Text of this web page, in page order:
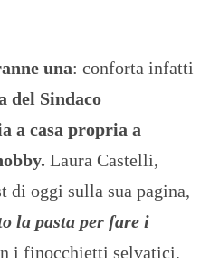
una: conforta infatti
del Sindaco
a casa propria a
Laura Castelli,
di oggi sulla sua pagina,
la pasta per fare i
i finocchietti selvatici.